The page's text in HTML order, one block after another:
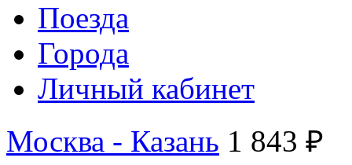
Поезда
Города
Личный кабинет
Москва - Казань 1 843 ₽